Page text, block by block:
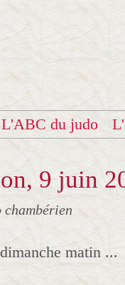
L'ABC du judo
9 juin
chambérien
matin ...